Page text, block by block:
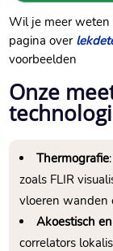
Wil je meer weten
pagina over
voorbeelden
Onze
Thermografie
zoals FLIR
vloeren wanden
Akoestisch
correlators